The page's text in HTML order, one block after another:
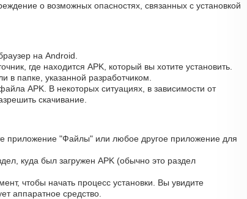
о возможных опасностях, связанных с установкой
на Android.
где находится APK, который вы хотите установить.
в папке, указанной разработчиком.
APK. В некоторых ситуациях, в зависимости от
скачивание.
приложение "Файлы" или любое другое приложение для
куда был загружен APK (обычно это раздел
чтобы начать процесс установки. Вы увидите
аппаратное средство.